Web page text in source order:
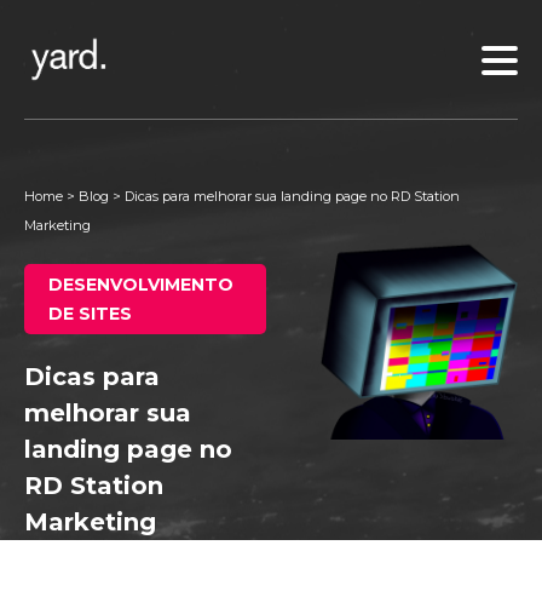
Home > Blog > Dicas para melhorar sua landing page no RD Station
Marketing
DESENVOLVIMENTO
DE SITES
Dicas para
melhorar sua
landing page no
RD Station
Marketing